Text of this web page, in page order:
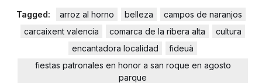
Tagged: arroz al horno belleza
campos de naranjos
carcaixent valencia
comarca de la ribera alta
cultura
encantadora localidad
fideuà
fiestas patronales en honor a san roque en agosto
parque